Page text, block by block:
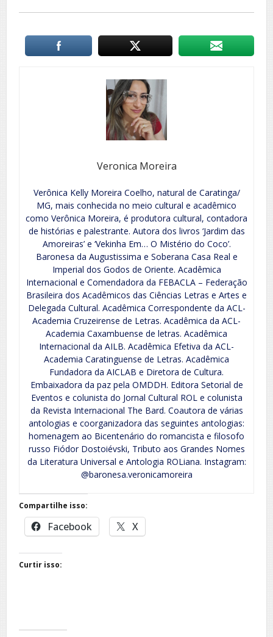
Veronica Moreira
Verônica Kelly Moreira Coelho, natural de Caratinga/
MG, mais conhecida no meio cultural e acadêmico
como Verônica Moreira, é produtora cultural, contadora
de histórias e palestrante. Autora dos livros ‘Jardim das
Amoreiras’ e ‘Vekinha Em… O Mistério do Coco’.
Baronesa da Augustissima e Soberana Casa Real e
Imperial dos Godos de Oriente. Acadêmica
Internacional e Comendadora da FEBACLA – Federação
Brasileira dos Acadêmicos das Ciências Letras e Artes e
Delegada Cultural. Acadêmica Correspondente da ACL-
Academia Cruzeirense de Letras. Acadêmica da ACL-
Academia Caxambuense de letras. Acadêmica
Internacional da AILB. Acadêmica Efetiva da ACL-
Academia Caratinguense de Letras. Acadêmica
Fundadora da AICLAB e Diretora de Cultura.
Embaixadora da paz pela OMDDH. Editora Setorial de
Eventos e colunista do Jornal Cultural ROL e colunista
da Revista Internacional The Bard. Coautora de várias
antologias e coorganizadora das seguintes antologias:
homenagem ao Bicentenário do romancista e filosofo
russo Fiódor Dostoiévski, Tributo aos Grandes Nomes
da Literatura Universal e Antologia ROLiana. Instagram:
@baronesa.veronicamoreira
Compartilhe isso:
Facebook X
Curtir isso: